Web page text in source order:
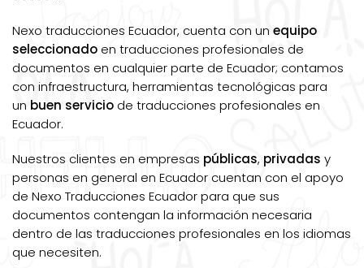
Nexo traducciones Ecuador, cuenta con un equipo
seleccionado en traducciones profesionales de
documentos en cualquier parte de Ecuador; contamos
con infraestructura, herramientas tecnológicas para
un buen servicio de traducciones profesionales en
Ecuador.
Nuestros clientes en empresas públicas, privadas y
personas en general en Ecuador cuentan con el apoyo
de Nexo Traducciones Ecuador para que sus
documentos contengan la información necesaria
dentro de las traducciones profesionales en los idiomas
que necesiten.